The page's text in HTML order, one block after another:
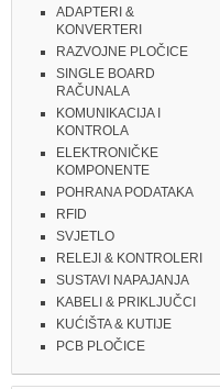
ADAPTERI &
KONVERTERI
RAZVOJNE PLOČICE
SINGLE BOARD
RAČUNALA
KOMUNIKACIJA I
KONTROLA
ELEKTRONIČKE
KOMPONENTE
POHRANA PODATAKA
RFID
SVJETLO
RELEJI & KONTROLERI
SUSTAVI NAPAJANJA
KABELI & PRIKLJUČCI
KUĆIŠTA & KUTIJE
PCB PLOČICE